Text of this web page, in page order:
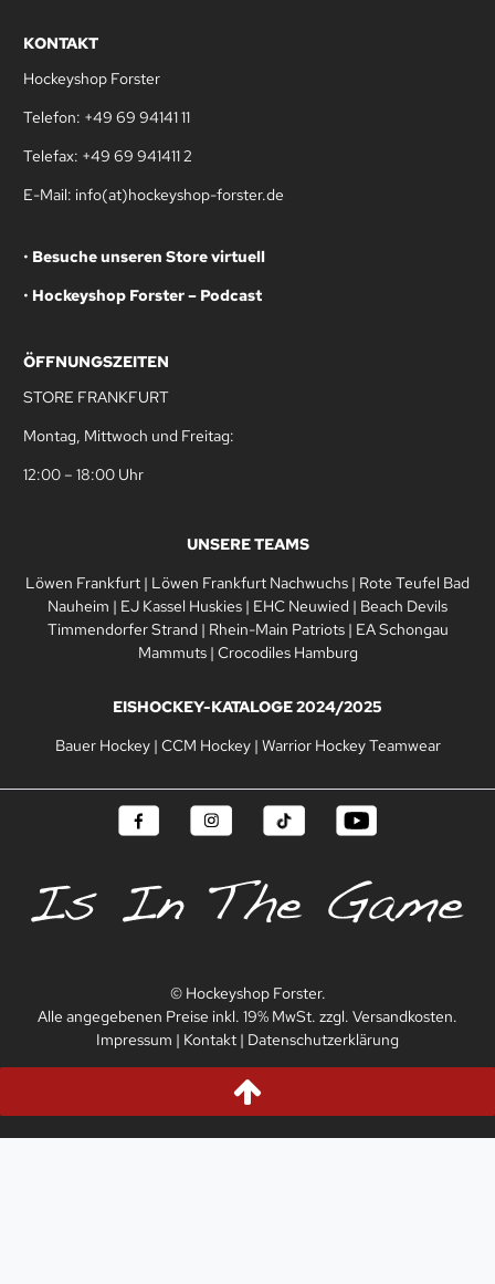
KONTAKT
Hockeyshop Forster
Telefon: +49 69 94141 11
Telefax: +49 69 941411 2
E-Mail: info(at)hockeyshop-forster.de
• Besuche unseren Store virtuell
• Hockeyshop Forster – Podcast
ÖFFNUNGSZEITEN
STORE FRANKFURT
Montag, Mittwoch und Freitag:
12:00 – 18:00 Uhr
UNSERE TEAMS
Löwen Frankfurt | Löwen Frankfurt Nachwuchs | Rote Teufel Bad
Nauheim | EJ Kassel Huskies | EHC Neuwied | Beach Devils
Timmendorfer Strand | Rhein-Main Patriots| EA Schongau
Mammuts| Crocodiles Hamburg
EISHOCKEY-KATALOGE 2024/2025
Bauer Hockey| CCM Hockey| Warrior Hockey Teamwear
© Hockeyshop Forster.
Alle angegebenen Preise inkl. 19% MwSt. zzgl. Versandkosten.
Impressum | Kontakt | Datenschutzerklärung